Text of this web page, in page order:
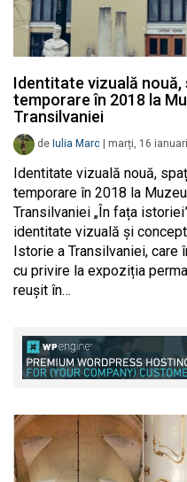
Identitate vizuală
temporare în 2018 la
Transilvaniei
de Iulia Marc marți, 16
Identitate vizuală nouă,
temporare în 2018 la
Transilvaniei „În fața
identitate vizuală și
Istorie a Transilvaniei,
cu privire la expoziția
reușit în…